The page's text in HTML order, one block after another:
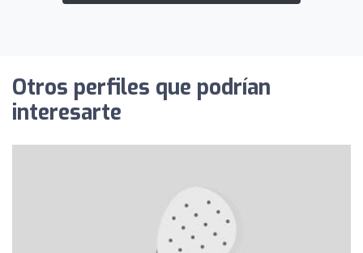
Otros perfiles que podrían
interesarte